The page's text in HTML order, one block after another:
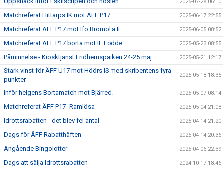
2025-07-28 06:10
Matchreferat Hittarps IK mot ÄFF P17 2025-06-17 22:55
Matchreferat ÄFF P17 mot Ifö Bromölla IF 2025-06-05 08:52
Matchreferat ÄFF P17 borta mot IF Lödde 2025-05-23 08:55
Påminnelse - Kiosktjänst Fridhemsparken 24-25 maj 2025-05-21 12:17
Stark vinst för ÄFF U17 mot Höörs IS med skribentens fyra
punkter
2025-05-18 18:35
Inför helgens Bortamatch mot Bjärred. 2025-05-07 08:14
Matchreferat ÄFF P17 -Ramlösa 2025-05-04 21:08
Idrottsrabatten - det blev fel antal 2025-04-14 21:20
Dags för ÄFF Rabatthäften 2025-04-14 20:36
Angående Bingolotter 2025-04-06 22:39
Dags att sälja Idrottsrabatten 2024-10-17 18:46